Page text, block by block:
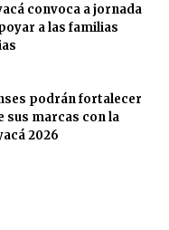
convoca a jornada
a las familias
podrán fortalecer
sus marcas con la
2026